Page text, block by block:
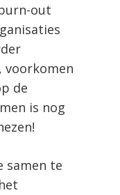
out
voorkomen
de
is nog
samen te